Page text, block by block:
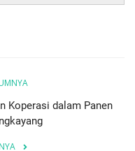
Koperasi dalam Panen